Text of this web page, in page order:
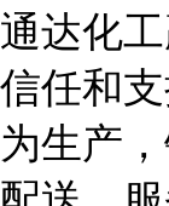
通达化
信任和
为生产